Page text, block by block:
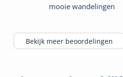
mooie wandelingen
Bekijk meer beoordelingen